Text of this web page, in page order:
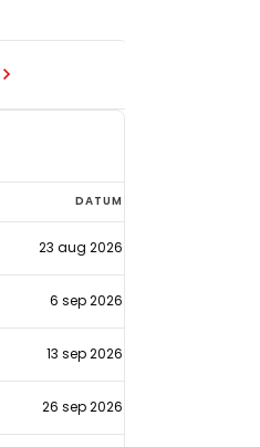
DATUM
23 aug 2026
6 sep 2026
13 sep 2026
26 sep 2026